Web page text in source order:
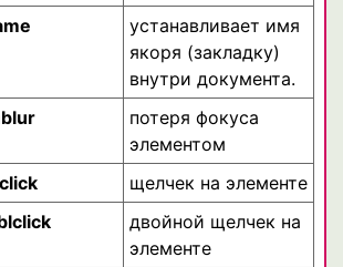
устанавливает имя
якоря (закладку)
внутри документа.
потеря фокуса
элементом
щелчек на элементе
двойной щелчек на
элементе